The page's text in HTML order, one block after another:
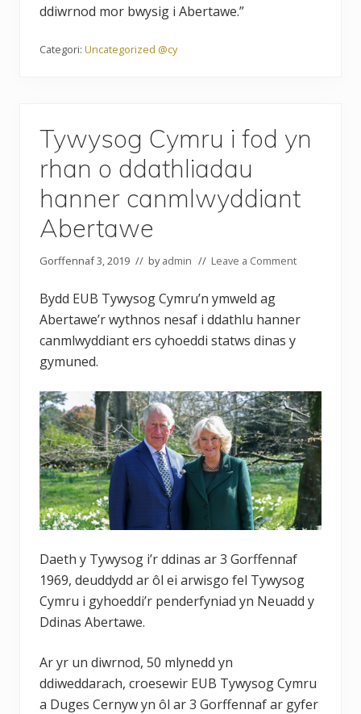
ddiwrnod mor bwysig i Abertawe.”
Categori: Uncategorized @cy
Tywysog Cymru i fod yn
rhan o ddathliadau
hanner canmlwyddiant
Abertawe
Gorffennaf 3, 2019 // byadmin // Leave a Comment
Bydd EUB Tywysog Cymru’n ymweld ag
Abertawe’r wythnos nesaf i ddathlu hanner
canmlwyddiant ers cyhoeddi statws dinas y
gymuned.
Daeth y Tywysog i’r ddinas ar 3 Gorffennaf
1969, deuddydd ar ôl ei arwisgo fel Tywysog
Cymru i gyhoeddi’r penderfyniad yn Neuadd y
Ddinas Abertawe.
Ar yr un diwrnod, 50 mlynedd yn
ddiweddarach, croesewir EUB Tywysog Cymru
a Duges Cernyw yn ôl ar 3 Gorffennaf ar gyfer